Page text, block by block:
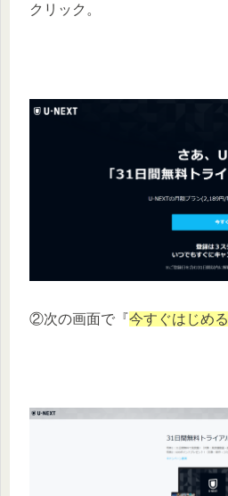
クリック。
②次の画面で『今すぐはじめる